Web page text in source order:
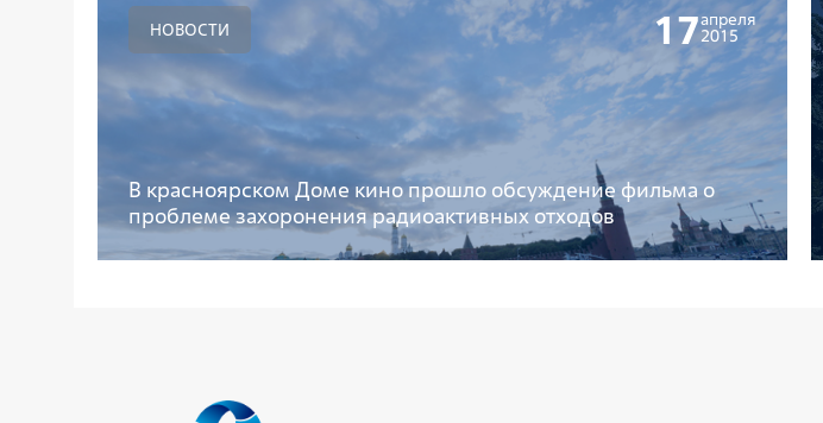
НОВОСТИ 17апреля
2015
В красноярском Доме кино прошло обсуждение фильма о
проблеме захоронения радиоактивных отходов